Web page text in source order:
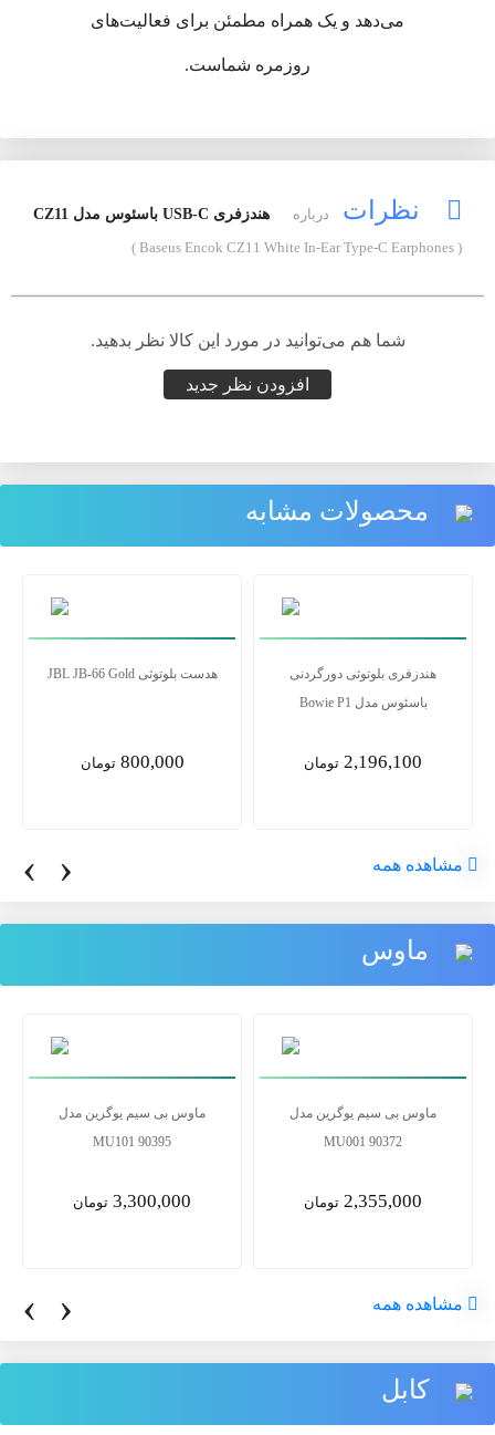
می‌دهد و یک همراه مطمئن برای فعالیت‌های
روزمره شماست.
نظرات درباره
هندزفری USB-C باسئوس مدل CZ11
( Baseus Encok CZ11 White In-Ear Type-C Earphones )
شما هم می‌توانید در مورد این کالا نظر بدهید.
افزودن نظر جدید
محصولات مشابه
هدست بلوتوثی JBL JB-66 Gold
800,000 تومان
هندزفری بلوتوثی دورگردنی
باسئوس مدل Bowie P1
2,196,100 تومان
‹ › مشاهده همه
ماوس
ماوس بی سیم یوگرین مدل
MU101 90395
3,300,000 تومان
ماوس بی سیم یوگرین مدل
MU001 90372
2,355,000 تومان
‹ › مشاهده همه
کابل